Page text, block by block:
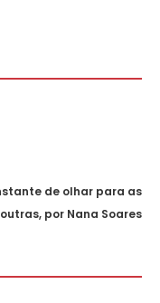
de olhar para as
outras, por Nana Soares